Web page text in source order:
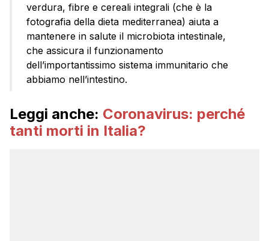
verdura, fibre e cereali integrali (che è la
fotografia della dieta mediterranea) aiuta a
mantenere in salute il microbiota intestinale,
che assicura il funzionamento
dell’importantissimo sistema immunitario che
abbiamo nell’intestino.
Leggi anche: Coronavirus: perché
tanti morti in Italia?